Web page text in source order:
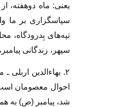
یعنی: ماه دوهفته،
سپاسگزاری بر ما
تپه‌های بِدرودگاه،
سپهر، زندگانی پیامبر، ج۲،
۲. بهاءالدین
شد، پیامبر (ص) به